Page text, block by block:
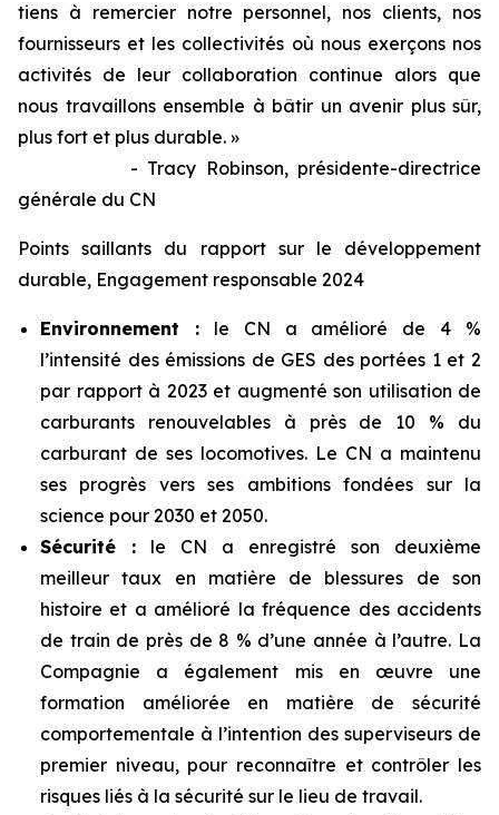
tiens à remercier notre personnel, nos clients, nos
fournisseurs et les collectivités où nous exerçons nos
activités de leur collaboration continue alors que
nous travaillons ensemble à bâtir un avenir plus sûr,
plus fort et plus durable. »
- Tracy Robinson, présidente-directrice
générale du CN
Points saillants du rapport sur le développement
durable, Engagement responsable 2024
Environnement :le CN a amélioré de 4 %
l’intensité des émissions de GES des portées 1 et 2
par rapport à 2023 et augmenté son utilisation de
carburants renouvelables à près de 10 % du
carburant de ses locomotives. Le CN a maintenu
ses progrès vers ses ambitions fondées sur la
science pour 2030 et 2050.
Sécurité : le CN a enregistré son deuxième
meilleur taux en matière de blessures de son
histoire et a amélioré la fréquence des accidents
de train de près de 8 % d’une année à l’autre. La
Compagnie a également mis en œuvre une
formation améliorée en matière de sécurité
comportementale à l’intention des superviseurs de
premier niveau, pour reconnaître et contrôler les
risques liés à la sécurité sur le lieu de travail.